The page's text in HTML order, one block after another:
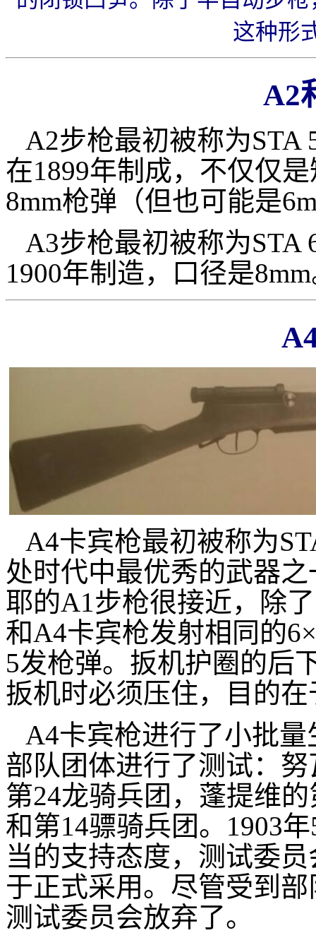
这种形
A2
A2步枪最初被称为STA
在1899年制成，不仅仅
8mm枪弹（但也可能是
A3步枪最初被称为STA
1900年制造，口径是
A4卡宾枪最初被称为
处时代中最优秀的武器
耶的A1步枪很接近，除
和A4卡宾枪发射相同的
5发枪弹。扳机护圈的后
扳机时必须压住，目的
A4卡宾枪进行了小批
部队团体进行了测试：
第24龙骑兵团，蓬提维
和第14骠骑兵团。1903
当的支持态度，测试委
于正式采用。尽管受到
测试委员会放弃了。